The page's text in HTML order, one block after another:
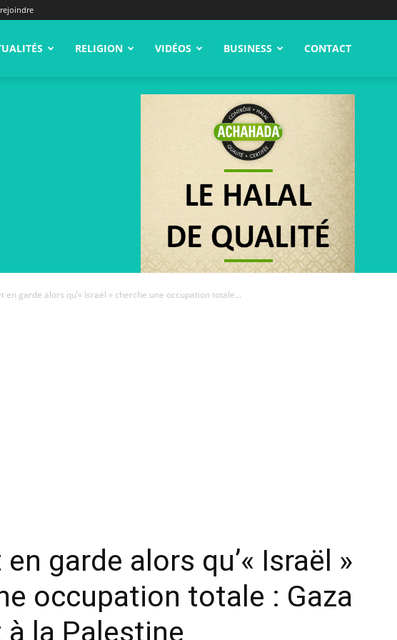
RELIGION VIDÉOS BUSINESS CONTACT
en garde alors qu’« Israël » cherche une occupation totale...
en garde alors qu’« Israël »
occupation totale : Gaza
la Palestine